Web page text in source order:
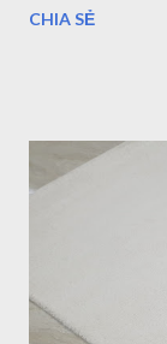
Tân Quy Quận
Thảm lót sàn
Thổ Nhĩ Kỳ Với
điển, tân cổ
TPHCM Thảm
Thảm Sợi Ngắn
CHIA SẺ